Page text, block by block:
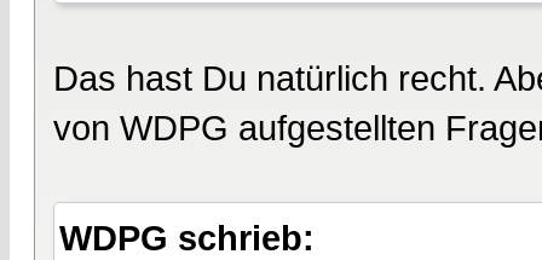
Das hast Du natürlich recht.
von WDPG aufgestellten
WDPG schrieb: